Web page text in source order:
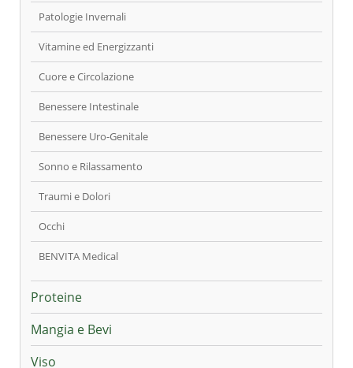
Patologie Invernali
Vitamine ed Energizzanti
Cuore e Circolazione
Benessere Intestinale
Benessere Uro-Genitale
Sonno e Rilassamento
Traumi e Dolori
Occhi
BENVITA Medical
Proteine
Mangia e Bevi
Viso